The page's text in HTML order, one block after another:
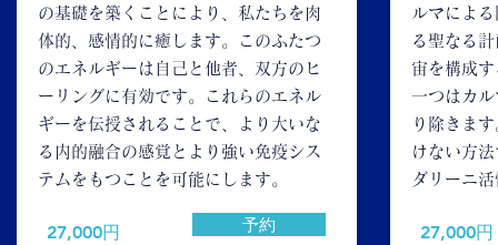
の基礎を築くことにより、私たちを肉
体的、感情的に癒します。このふたつ
のエネルギーは自己と他者、双方のヒ
ーリングに有効です。これらのエネル
ギーを伝授されることで、より大いな
る内的融合の感覚とより強い免疫シス
テムをもつことを可能にします。
​27,000円
予約
ルマによ
る聖なる
宙を構成
一つ はカ
り除きま
けない方
ダリーニ
27,000円